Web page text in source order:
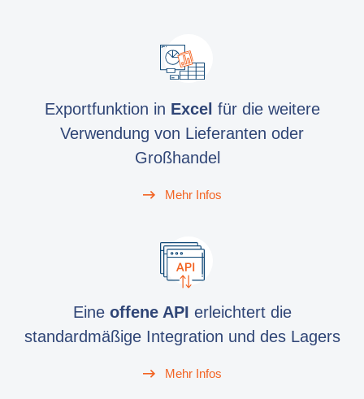
Exportfunktion in Excel für die weitere
Verwendung von Lieferanten oder
Großhandel
Mehr Infos
Eineoffene API erleichtert die
standardmäßige Integration und des Lagers
Mehr Infos